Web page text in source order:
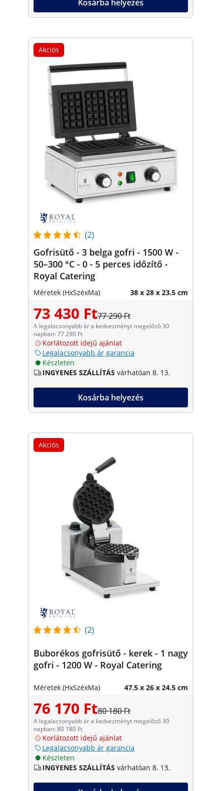
Kosárba helyezés
Akciós
(2)
Gofrisütő - 3 belga gofri - 1500 W -
50–300 °C - 0 - 5 perces időzítő -
Royal Catering
Méretek (HxSzéxMa) 38 x 28 x 23.5 cm
73 430 Ft77 290 Ft
A legalacsonyabb ár a kedvezményt megelőző 30
napban: 77 290 Ft
Korlátozott idejű ajánlat
Legalacsonyabb ár garancia
Készleten
INGYENES SZÁLLÍTÁS várhatóan 8. 13.
Kosárba helyezés
Akciós
(2)
Buborékos gofrisütő - kerek - 1 nagy
gofri - 1200 W - Royal Catering
Méretek (HxSzéxMa) 47.5 x 26 x 24.5 cm
76 170 Ft80 180 Ft
A legalacsonyabb ár a kedvezményt megelőző 30
napban: 80 180 Ft
Korlátozott idejű ajánlat
Legalacsonyabb ár garancia
Készleten
INGYENES SZÁLLÍTÁS várhatóan 8. 13.